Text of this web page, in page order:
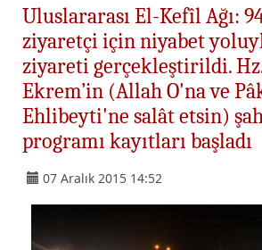
Uluslararası El-Kefîl Ağı:
ziyaretçi için niyabet
ziyareti gerçekleştirildi.
Ekrem’in (Allah O'na ve
Ehlibeyti'ne salât etsin)
programı kayıtları başladı
07 Aralık 2015 14:52